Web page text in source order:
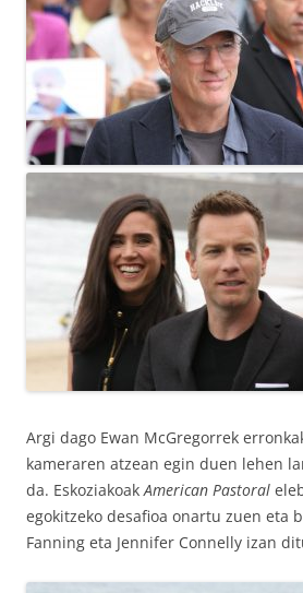
Argi dago Ewan McGregorrek
kameraren atzean egin duen lehen
da. Eskoziakoak American Pastoral
egokitzeko desafioa onartu zuen eta
Fanning eta Jennifer Connelly izan